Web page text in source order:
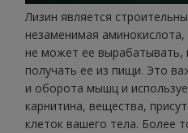
Лизин является
незаменимая
не может ее вырабатывать,
получать ее из пищи. Это
и оборота мышц и
карнитина, вещества,
клеток вашего тела. Более